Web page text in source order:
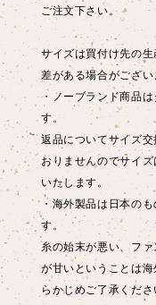
ご注文下さい。
サイズは買付け先の
差がある場合がござ
・ノーブランド商品
す。
返品についてサイズ
おりませんのでサイ
いたします。
・海外製品は日本の
す。
糸の始末が悪い、フ
が甘いということは
らかじめご了承くださ